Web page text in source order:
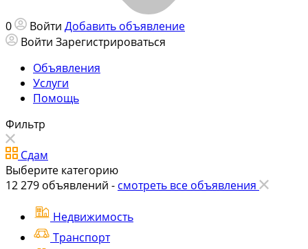
0 Войти Добавить объявление
Войти Зарегистрироваться
Объявления
Услуги
Помощь
Фильтр
Сдам
Выберите категорию
12 279 объявлений - смотреть все объявления
Недвижимость
Транспорт